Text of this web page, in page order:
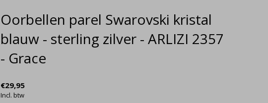
Oorbellen parel Swarovski kristal
blauw - sterling zilver - ARLIZI 2357
- Grace
€29,95
Incl. btw